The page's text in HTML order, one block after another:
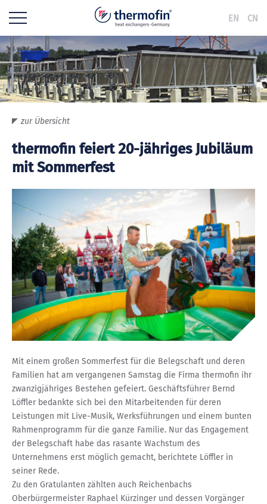
EN CN
zur Übersicht
thermofin feiert 20-jähriges Jubiläum
mit Sommerfest
Mit einem großen Sommerfest für die Belegschaft und deren
Familien hat am vergangenen Samstag die Firma thermofin ihr
zwanzigjähriges Bestehen gefeiert. Geschäftsführer Bernd
Löffler bedankte sich bei den Mitarbeitenden für deren
Leistungen mit Live-Musik, Werksführungen und einem bunten
Rahmenprogramm für die ganze Familie. Nur das Engagement
der Belegschaft habe das rasante Wachstum des
Unternehmens erst möglich gemacht, berichtete Löffler in
seiner Rede.
Zu den Gratulanten zählten auch Reichenbachs
Oberbürgermeister Raphael Kürzinger und dessen Vorgänger